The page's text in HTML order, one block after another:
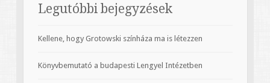
Legutóbbi bejegyzések
Kellene, hogy Grotowski színháza ma is létezzen
Könyvbemutató a budapesti Lengyel Intézetben